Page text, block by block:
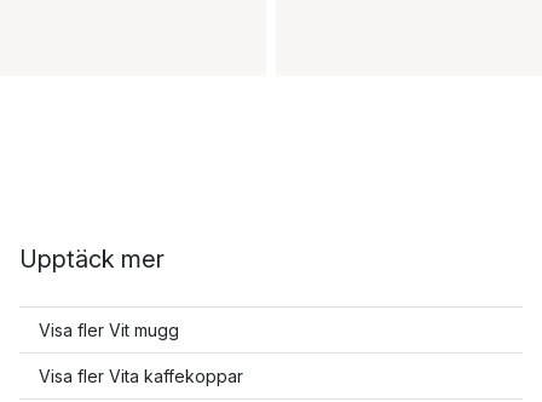
Upptäck mer
Visa fler Vit mugg
Visa fler Vita kaffekoppar